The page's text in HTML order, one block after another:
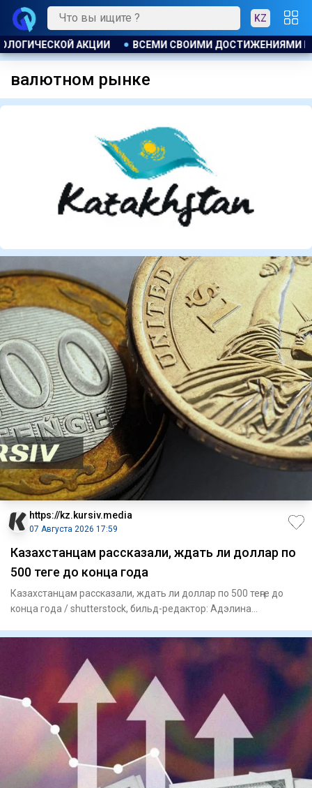
KZ
ОБЯЗАН ЭНЕРГИИ СВОИХ ГРАЖДАН . ТОКАЕВ ПОЗДРАВИЛ
валютном рынке
https://kz.kursiv.media
07 Августа 2026 17:59
Казахстанцам рассказали, ждать ли доллар по
500 теңге до конца года
Казахстанцам рассказали, ждать ли доллар по 500 теңге до
конца года / shutterstock, бильд-редактор: Адэлина